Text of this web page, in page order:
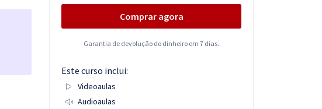
Comprar agora
Garantia de devolução do dinheiro em 7 dias.
Este curso inclui:
Videoaulas
Audioaulas